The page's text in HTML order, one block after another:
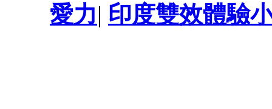
愛力| 印度雙效體驗